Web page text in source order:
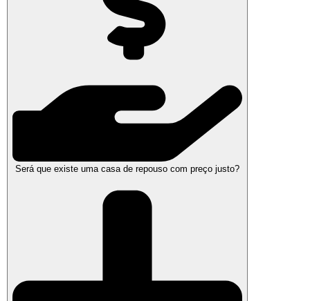
Será que existe uma casa de repouso com preço justo?